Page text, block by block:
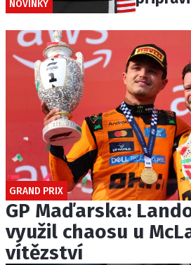
NOVINKY
GRAND PRIX
GP Maďarska:
využil chaosu u
vítězství